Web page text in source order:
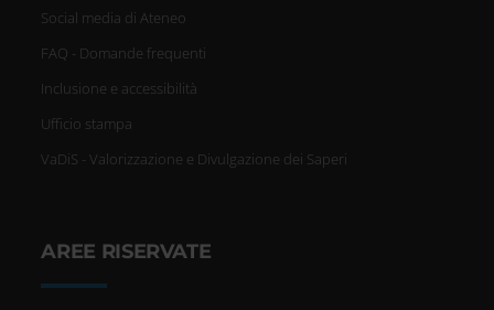
Social media di Ateneo
FAQ - Domande frequenti
Inclusione e accessibilità
Ufficio stampa
VaDiS - Valorizzazione e Divulgazione dei Saperi
AREE RISERVATE